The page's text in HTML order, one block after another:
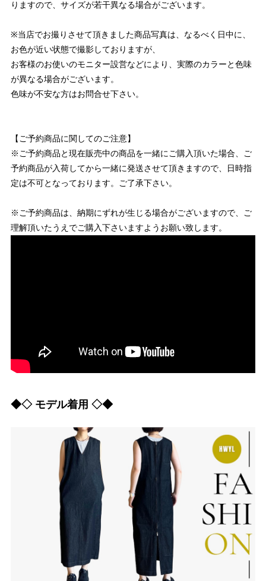
りますので、サイズが若干異なる場合がございます。
※当店でお撮りさせて頂きました商品写真は、なるべく日中に、
お色が近い状態で撮影しておりますが、
お客様のお使いのモニター設営などにより、実際のカラーと色味
が異なる場合がございます。
色味が不安な方はお問合せ下さい。
【ご予約商品に関してのご注意】
※ご予約商品と現在販売中の商品を一緒にご購入頂いた場合、ご
予約商品が入荷してから一緒に発送させて頂きますので、日時指
定は不可となっております。ご了承下さい。
※ご予約商品は、納期にずれが生じる場合がございますので、ご
理解頂いたうえでご購入下さいますようお願い致します。
◆◇ モデル着用 ◇◆